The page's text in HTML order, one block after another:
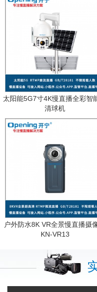
太阳能5G7寸4K慢直播全彩智
清球机
户外防水8K VR全景慢直播摄
KN-VR13